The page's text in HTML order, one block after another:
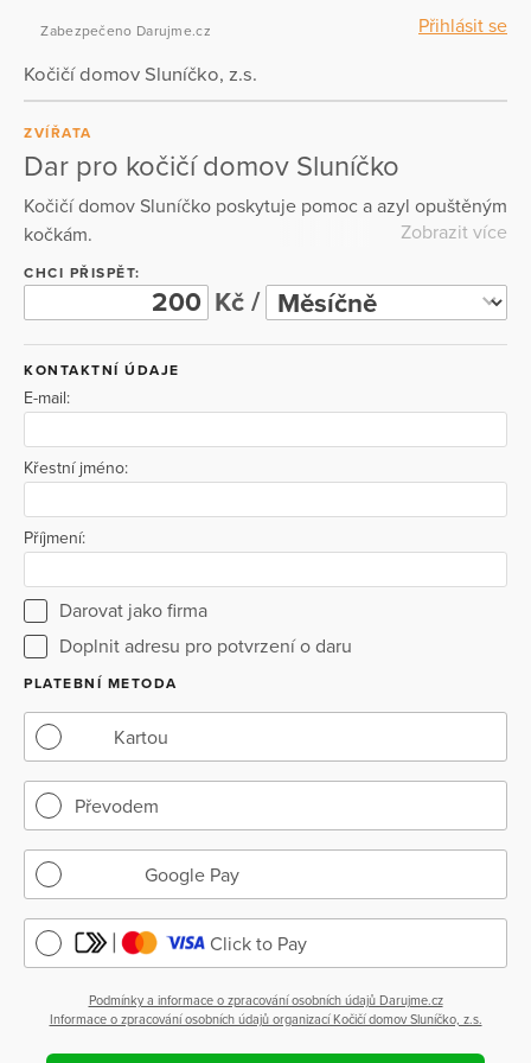
Přihlásit se
Zabezpečeno Darujme.cz
Kočičí domov Sluníčko, z.s.
ZVÍŘATA
Dar pro kočičí domov Sluníčko
Kočičí domov Sluníčko poskytuje pomoc a azyl opuštěným
kočkám.
Zobrazit více
CHCI PŘISPĚT:
Kč /
KONTAKTNÍ ÚDAJE
E-mail:
Křestní jméno:
Příjmení:
Darovat jako firma
Doplnit adresu pro potvrzení o daru
PLATEBNÍ METODA
Kartou
Převodem
Google Pay
Click to Pay
Podmínky a informace o zpracování osobních údajů Darujme.cz
Informace o zpracování osobních údajů organizací Kočičí domov Sluníčko, z.s.